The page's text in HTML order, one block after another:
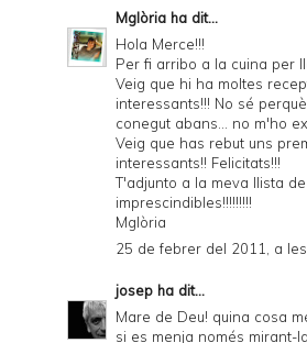
Mglòria ha dit...
Hola Merce!!!
Per fi arribo a la cuina per
Veig que hi ha moltes
interessants!!! No sé
conegut abans... no m'ho
Veig que has rebut uns
interessants!! Felicitats!!!
T'adjunto a la meva llista
imprescindibles!!!!!!!!!
Mglòria
25 de febrer del 2011, a
josep ha dit...
Mare de Deu! quina cosa
si es menja només mirant-